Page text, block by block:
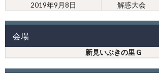
2019年9月8日
解惑大会
会場
新見いぶきの里Ｇ